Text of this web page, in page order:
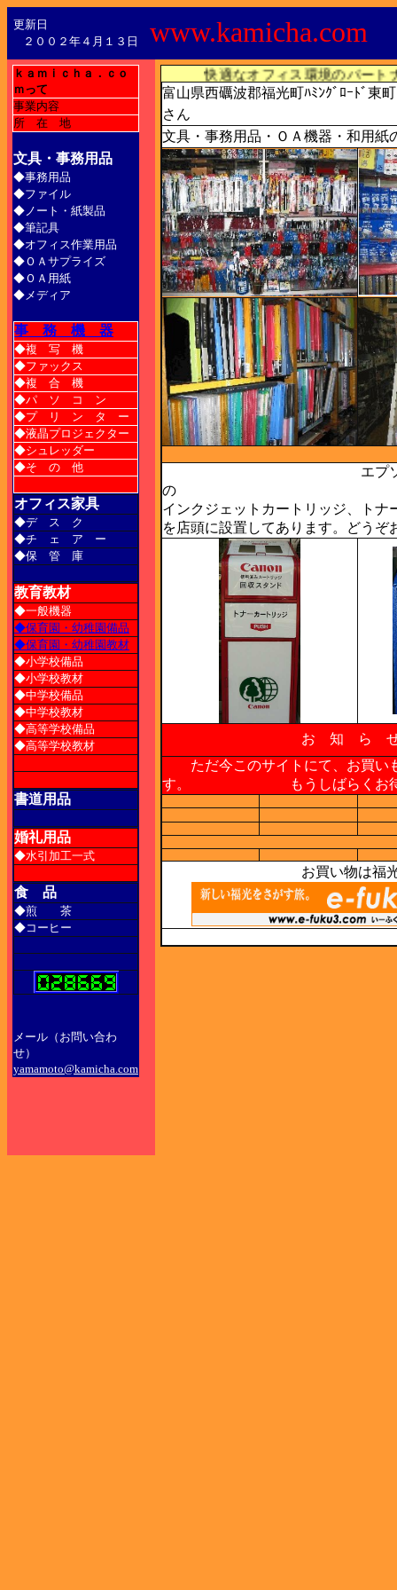
更新日
２００２年４月１３日
www.kamicha.com
ｋａｍｉｃｈａ．ｃｏ
ｍって
事業内容
所 在 地
文具・事務用品
◆事務用品
◆ファイル
◆ノート・紙製品
◆筆記具
◆オフィス作業用品
◆ＯＡサプライズ
◆ＯＡ用紙
◆メディア
事 務 機 器
◆複 写 機
◆ファックス
◆複 合 機
◆パ ソ コ ン
◆プ リ ン タ ー
◆液晶プロジェクター
◆シュレッダー
◆そ の 他
オフィス家具
◆デ ス ク
◆チ ェ ア ー
◆保 管 庫
教育教材
◆一般機器
◆保育園・幼稚園備品
◆保育園・幼稚園教材
◆小学校備品
◆小学校教材
◆中学校備品
◆中学校教材
◆高等学校備品
◆高等学校教材
書道用品
婚礼用品
◆水引加工一式
食 品
◆煎 茶
◆コーヒー
メール（お問い合わ
せ）
yamamoto@kamicha.com
快適なオフィス環境のパート
富山県西礪波郡福光町ﾊﾐﾝｸﾞﾛｰﾄﾞ東
さん
文具・事務用品・ＯＡ機器・和用紙
エプソン・キヤ
インクジェットカートリッジ、トナ
を店頭に設置してあります。どうぞ
お 知 ら
ただ今このサイトにて、お買い
す。 もうしばらくお待ち
お買い物は福